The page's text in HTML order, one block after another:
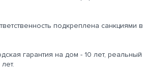
подкреплена санкциями в
гарантия на дом - 10 лет, реальный